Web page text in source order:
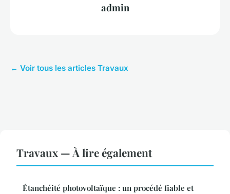
admin
← Voir tous les articles Travaux
Travaux — À lire également
Étanchéité photovoltaïque : un procédé fiable et